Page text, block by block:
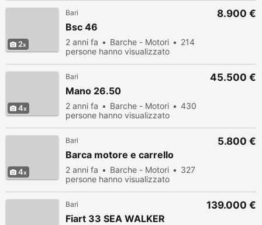
2
Bari
Bsc 46
2 anni fa Barche - Motori
214
persone hanno visualizzato
8.900 €
4
Bari
Mano 26.50
2 anni fa Barche - Motori
430
persone hanno visualizzato
45.500 €
4
Bari
Barca motore e carrello
2 anni fa Barche - Motori
327
persone hanno visualizzato
5.800 €
Bari
Fiart 33 SEA WALKER
139.000 €